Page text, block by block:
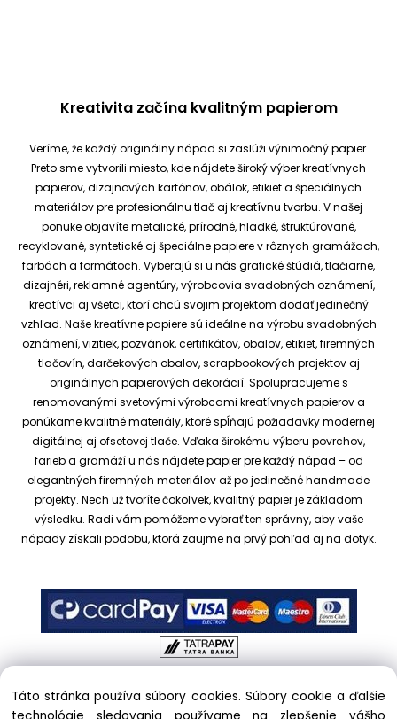
Kreativita začína kvalitným papierom
Veríme, že každý originálny nápad si zaslúži výnimočný papier.
Preto sme vytvorili miesto, kde nájdete široký výber kreatívnych
papierov, dizajnových kartónov, obálok, etikiet a špeciálnych
materiálov pre profesionálnu tlač aj kreatívnu tvorbu. V našej
ponuke objavíte metalické, prírodné, hladké, štruktúrované,
recyklované, syntetické aj špeciálne papiere v rôznych gramážach,
farbách a formátoch. Vyberajú si u nás grafické štúdiá, tlačiarne,
dizajnéri, reklamné agentúry, výrobcovia svadobných oznámení,
kreatívci aj všetci, ktorí chcú svojim projektom dodať jedinečný
vzhľad. Naše kreatívne papiere sú ideálne na výrobu svadobných
oznámení, vizitiek, pozvánok, certifikátov, obalov, etikiet, firemných
tlačovín, darčekových obalov, scrapbookových projektov aj
originálnych papierových dekorácií. Spolupracujeme s
renomovanými svetovými výrobcami kreatívnych papierov a
ponúkame kvalitné materiály, ktoré spĺňajú požiadavky modernej
digitálnej aj ofsetovej tlače. Vďaka širokému výberu povrchov,
farieb a gramáží u nás nájdete papier pre každý nápad – od
elegantných firemných materiálov až po jedinečné handmade
projekty. Nech už tvoríte čokoľvek, kvalitný papier je základom
výsledku. Radi vám pomôžeme vybrať ten správny, aby vaše
nápady získali podobu, ktorá zaujme na prvý pohľad aj na dotyk.
Copyright © 2017 kreativnypapier.sk, All rights reserved |
Táto stránka používa súbory cookies. Súbory cookie a ďalšie